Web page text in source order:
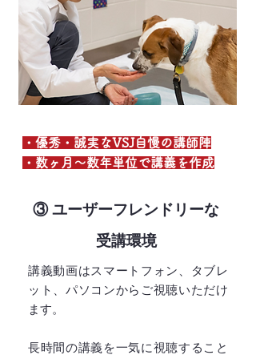
・優秀・誠実なVSJ自慢の講師陣
・数ヶ月〜数年単位で講義を作成
③ ユーザーフレンドリーな
受講環境
講義動画はスマートフォン、タブレ
ット、パソコンからご視聴いただけ
ます。
長時間の講義を一気に視聴すること